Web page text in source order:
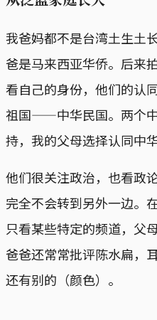
我爸妈都不是台湾土生土
爸是马来西亚华侨。后来
看自己的身份，他们的认
祖国——中华民国。两个
持，我的父母选择认同中
他们很关注政治，也看政
完全不会转到另外一边。
只看某些特定的频道，父
爸爸还常常批评陈水扁，
还有别的（颜色）。